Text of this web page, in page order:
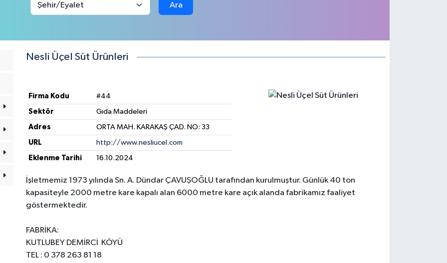
Ara
Nesli Üçel Süt Ürünleri
Firma Kodu #44
Sektör Gıda Maddeleri
Adres ORTA MAH. KARAKAŞ ÇAD. NO: 33
URL http://www.nesliucel.com
Eklenme Tarihi 16.10.2024
İşletmemiz 1973 yılında Sn. A. Dündar ÇAVUŞOĞLU tarafından kurulmuştur. Günlük 40 ton
kapasiteyle 2000 metre kare kapalı alan 6000 metre kare açık alanda fabrikamız faaliyet
göstermektedir.
FABRİKA:
KUTLUBEY DEMİRCİ KÖYÜ
TEL : 0 378 263 81 18